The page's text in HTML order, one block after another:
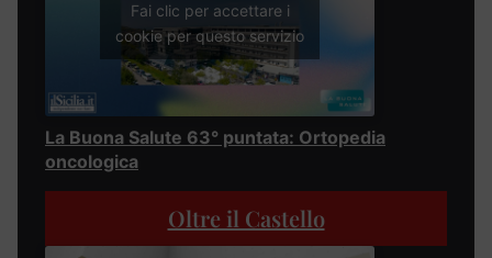
Fai clic per accettare i
cookie per questo servizio
La Buona Salute 63° puntata: Ortopedia
oncologica
Oltre il Castello